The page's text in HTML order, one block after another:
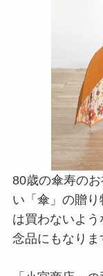
80歳の傘寿の
い「傘」の贈
は買わないよ
念品にもなりま